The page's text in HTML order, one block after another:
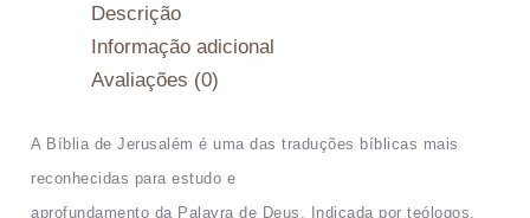
Descrição
Informação adicional
Avaliações (0)
A Bíblia de Jerusalém é uma das traduções bíblicas mais
reconhecidas para estudo e
aprofundamento da Palavra de Deus. Indicada por teólogos,